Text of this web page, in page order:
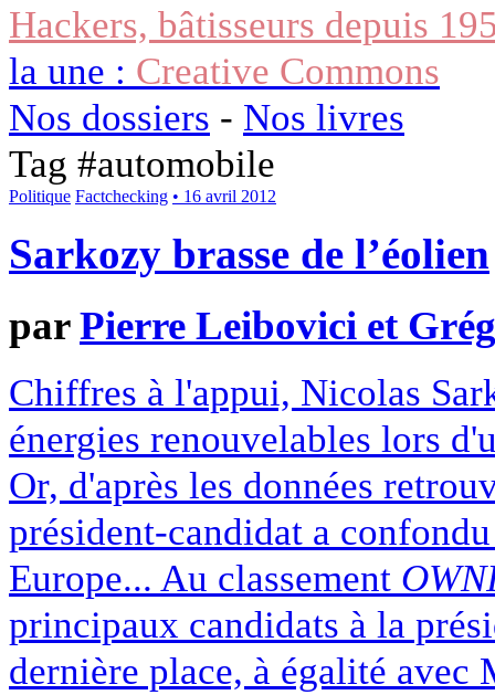
Hackers, bâtisseurs depuis
la une : Creative Commons
Nos dossiers - Nos livres
Tag #automobile
Politique Factchecking • 16 avril 2012
Sarkozy brasse de l’éolien
parPierre Leibovici et
Chiffres à l'appui, Nicolas
énergies renouvelables lors
Or, d'après les données
président-candidat a
Europe... Au classement
principaux candidats à la
dernière place, à égalité avec